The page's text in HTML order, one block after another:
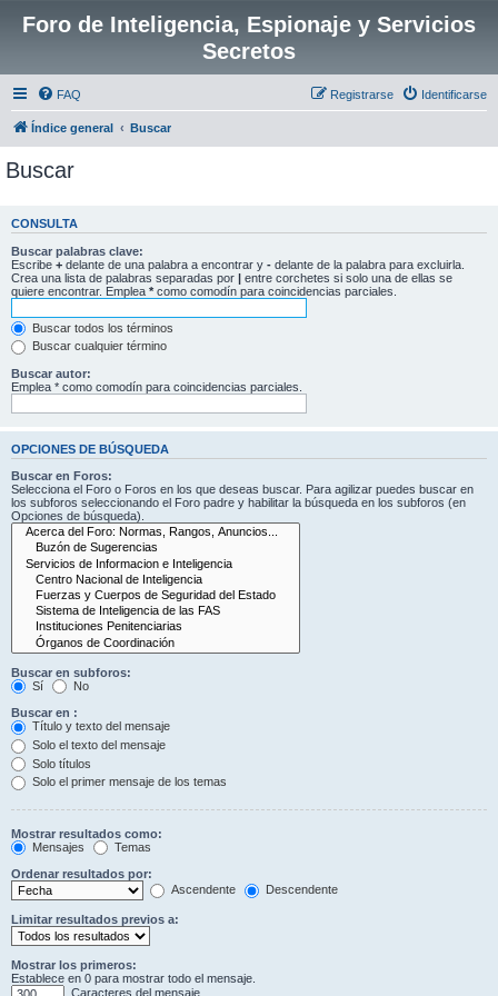
Foro de Inteligencia, Espionaje y Servicios
Secretos
FAQ Identificarse
Registrarse
Índice general Buscar
Buscar
CONSULTA
Buscar palabras clave:
Escribe + delante de una palabra a encontrar y - delante de la palabra para excluirla.
Crea una lista de palabras separadas por | entre corchetes si solo una de ellas se
quiere encontrar. Emplea * como comodín para coincidencias parciales.
Buscar todos los términos
Buscar cualquier término
Buscar autor:
Emplea * como comodín para coincidencias parciales.
OPCIONES DE BÚSQUEDA
Buscar en Foros:
Selecciona el Foro o Foros en los que deseas buscar. Para agilizar puedes buscar en
los subforos seleccionando el Foro padre y habilitar la búsqueda en los subforos (en
Opciones de búsqueda).
Buscar en subforos:
Sí
No
Buscar en :
Título y texto del mensaje
Solo el texto del mensaje
Solo títulos
Solo el primer mensaje de los temas
Mostrar resultados como:
Mensajes
Temas
Ordenar resultados por:
Ascendente
Descendente
Limitar resultados previos a:
Mostrar los primeros:
Establece en 0 para mostrar todo el mensaje.
Caracteres del mensaje